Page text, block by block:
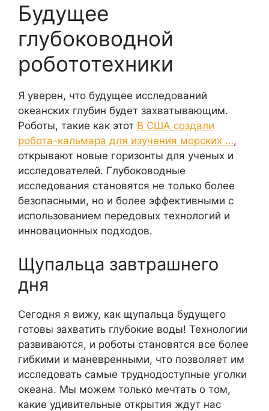
Будущее
глубоководной
робототехники
Я уверен, что будущее исследований
океанских глубин будет захватывающим.
Роботы, такие как этот В США создали
робота-кальмара для изучения морских …,
открывают новые горизонты для ученых и
исследователей. Глубоководные
исследования становятся не только более
безопасными, но и более эффективными с
использованием передовых технологий и
инновационных подходов.
Щупальца завтрашнего
дня
Сегодня я вижу, как щупальца будущего
готовы захватить глубокие воды! Технологии
развиваются, и роботы становятся все более
гибкими и маневренными, что позволяет им
исследовать самые труднодоступные уголки
океана. Мы можем только мечтать о том,
какие удивительные открытия ждут нас